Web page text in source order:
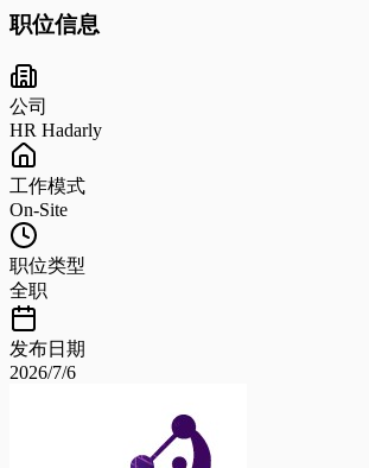
职位信息
公司
HR Hadarly
工作模式
On-Site
职位类型
全职
发布日期
2026/7/6